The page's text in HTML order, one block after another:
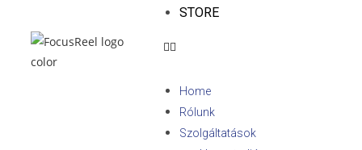
STORE
Home
Rólunk
Szolgáltatások